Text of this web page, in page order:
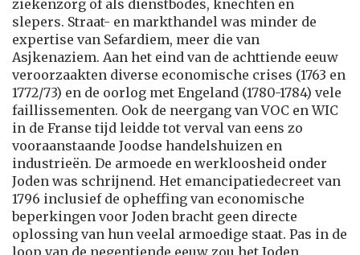
ziekenzorg of als dienstbodes, knechten en
slepers. Straat- en markthandel was minder de
expertise van Sefardiem, meer die van
Asjkenaziem. Aan het eind van de achttiende eeuw
veroorzaakten diverse economische crises (1763 en
1772/73) en de oorlog met Engeland (1780-1784) vele
faillissementen. Ook de neergang van VOC en WIC
in de Franse tijd leidde tot verval van eens zo
vooraanstaande Joodse handelshuizen en
industrieën. De armoede en werkloosheid onder
Joden was schrijnend. Het emancipatiedecreet van
1796 inclusief de opheffing van economische
beperkingen voor Joden bracht geen directe
oplossing van hun veelal armoedige staat. Pas in de
loop van de negentiende eeuw zou het Joden